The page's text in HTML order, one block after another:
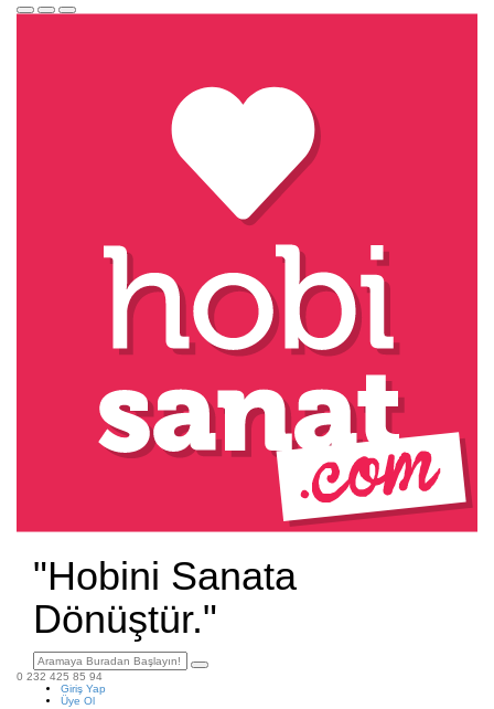
"Hobini Sanata
Dönüştür."
0 232 425 85 94
Giriş Yap
Üye Ol